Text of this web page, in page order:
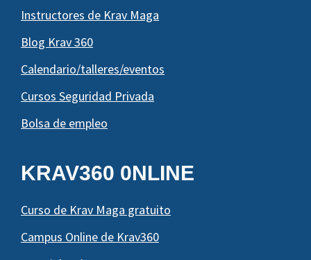
Instructores de Krav Maga
Blog Krav 360
Calendario/talleres/eventos
Cursos Seguridad Privada
Bolsa de empleo
KRAV360 0NLINE
Curso de Krav Maga gratuito
Campus Online de Krav360